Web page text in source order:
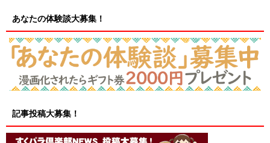
あなたの体験談大募集！
記事投稿大募集！